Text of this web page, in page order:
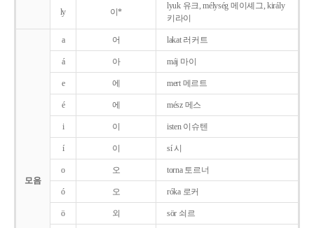
ly 이*
lyuk 유크, mélység 메이셰그, király
키라이
모음
a 어 lakat 러커트
á 아 máj 마이
e 에 mert 메르트
é 에 mész 메스
i 이 isten 이슈텐
í 이 sí 시
o 오 torna 토르너
ó 오 róka 로커
ö 외 sör 쇠르